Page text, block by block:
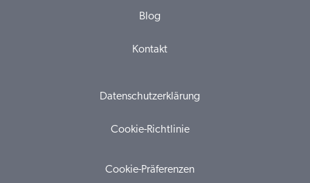
Blog
Kontakt
Datenschutzerklärung
Cookie-Richtlinie
Cookie-Präferenzen